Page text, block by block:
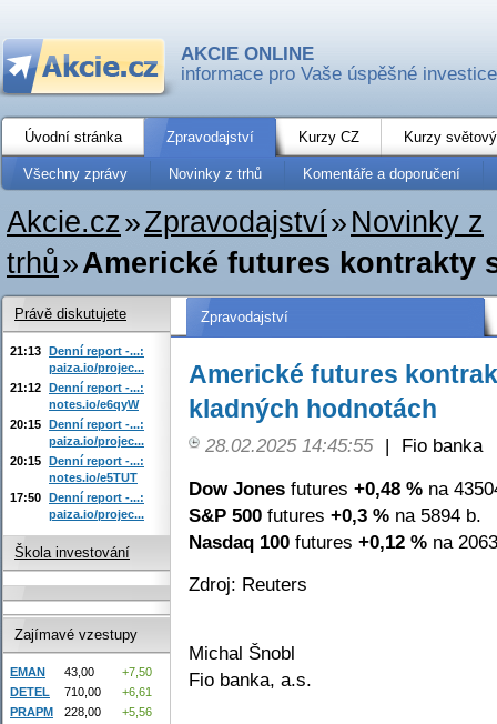
AKCIE ONLINE
informace pro Vaše úspěšné investice
Úvodní stránka Zpravodajství Kurzy CZ Kurzy
Všechny zprávy Novinky z trhů Komentáře a doporučení
Akcie.cz»Zpravodajství» Novinky z
trhů»Americké futures kontrakty
Zpravodajství
Americké futures
kladných hodnotách
28.02.2025 14:45:55 |
Fio banka
Dow Jones futures +0,48 % na
S&P 500 futures +0,3 % na 5894 b.
Nasdaq 100 futures +0,12 % na
Zdroj: Reuters
Michal Šnobl
Fio banka, a.s.
Právě diskutujete
21:13 Denní report -...:
paiza.io/projec...
21:12 Denní report -...:
notes.io/e6qyW
20:15 Denní report -...:
paiza.io/projec...
20:15 Denní report -...:
notes.io/e5TUT
17:50 Denní report -...:
paiza.io/projec...
Škola investování
Zajímavé vzestupy
EMAN 43,00
+7,50
DETEL
710,00
+6,61
PRAPM
228,00
+5,56